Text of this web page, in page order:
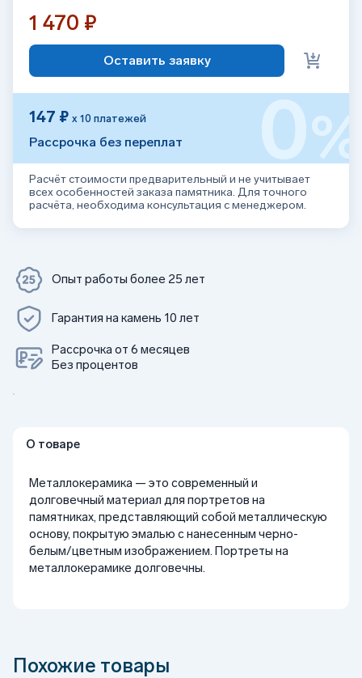
1 470 ₽
Оставить заявку
147 ₽ х 10 платежей
Рассрочка без переплат 0%
Расчёт стоимости предварительный и не учитывает
всех особенностей заказа памятника. Для точного
расчёта, необходима консультация с менеджером.
Опыт работы более 25 лет
Гарантия на камень 10 лет
Рассрочка от 6 месяцев
Без процентов
О товаре
Металлокерамика — это современный и
долговечный материал для портретов на
памятниках, представляющий собой металлическую
основу, покрытую эмалью с нанесенным черно-
белым/цветным изображением. Портреты на
металлокерамике долговечны.
Похожие товары